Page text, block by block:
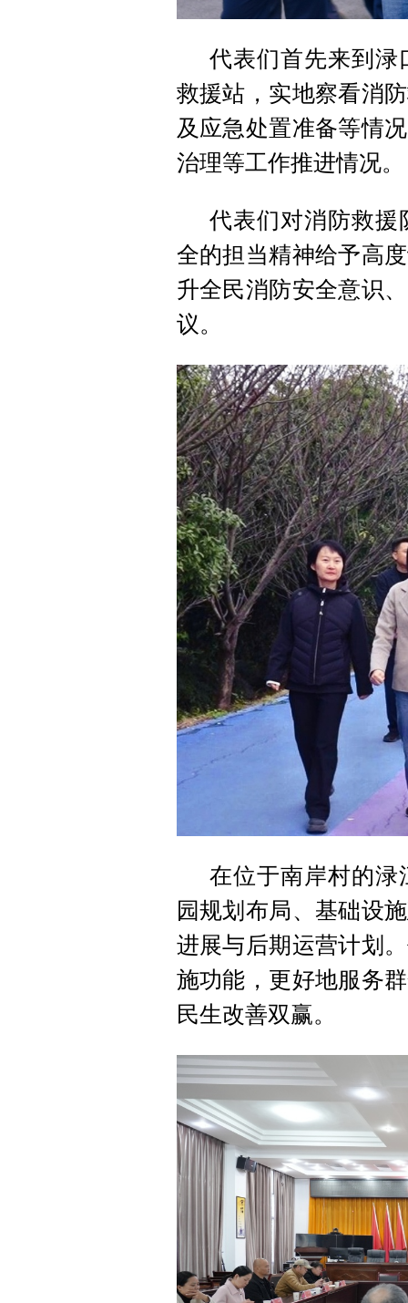
代表们首先来到渌
救援站，实地察看消
及应急处置准备等情
治理等工作推进情况。
代表们对消防救援
全的担当精神给予高
升全民消防安全意识
议。
在位于南岸村的渌
园规划布局、基础设
进展与后期运营计划
施功能，更好地服务
民生改善双赢。